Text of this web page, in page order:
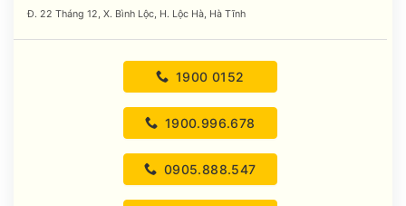
Đ. 22 Tháng 12, X. Bình Lộc, H. Lộc Hà, Hà Tĩnh
1900 0152
1900.996.678
0905.888.547